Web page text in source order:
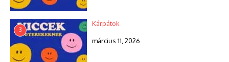
3
Kárpátok
március 11, 2026